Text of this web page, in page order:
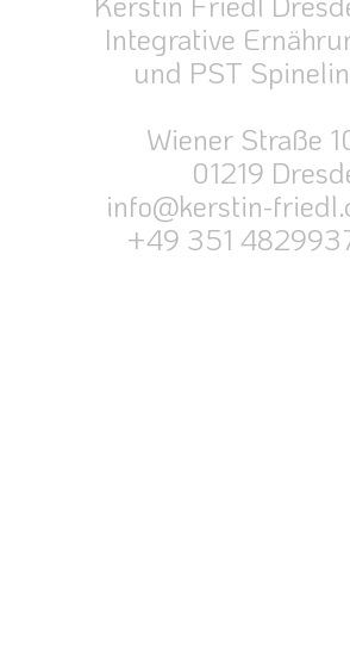
Integrative
und PST
Wiener Straße
01219
info@kerstin-
+49 351